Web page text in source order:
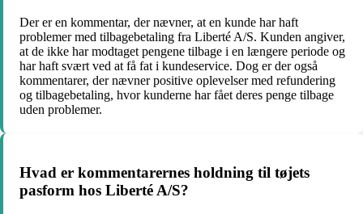
Der er en kommentar, der nævner, at en kunde har haft
problemer med tilbagebetaling fra Liberté A/S. Kunden angiver,
at de ikke har modtaget pengene tilbage i en længere periode og
har haft svært ved at få fat i kundeservice. Dog er der også
kommentarer, der nævner positive oplevelser med refundering
og tilbagebetaling, hvor kunderne har fået deres penge tilbage
uden problemer.
Hvad er kommentarernes holdning til tøjets
pasform hos Liberté A/S?